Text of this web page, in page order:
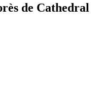
de Cathedral